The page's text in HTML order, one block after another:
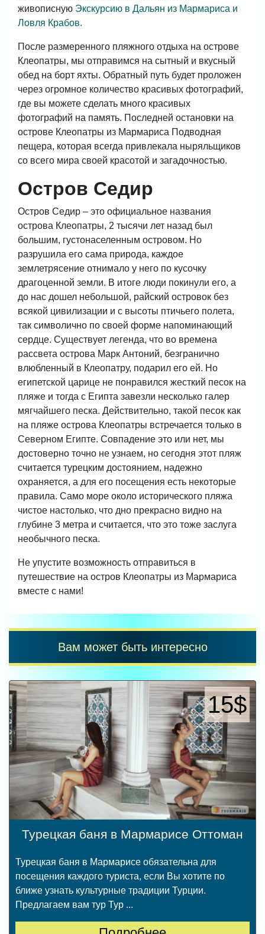
живописную Экскурсию в Дальян из Мармариса и
Ловля Крабов.
После размеренного пляжного отдыха на острове
Клеопатры, мы отправимся на сытный и вкусный
обед на борт яхты. Обратный путь будет проложен
через огромное количество красивых фотографий,
где вы можете сделать много красивых
фотографий на память. Последней остановки на
острове Клеопатры из Мармариса Подводная
пещера, которая всегда привлекала ныряльщиков
со всего мира своей красотой и загадочностью.
Остров Седир
Остров Седир – это официальное названия
острова Клеопатры, 2 тысячи лет назад был
большим, густонаселенным островом. Но
разрушила его сама природа, каждое
землетрясение отнимало у него по кусочку
драгоценной земли. В итоге люди покинули его, а
до нас дошел небольшой, райский островок без
всякой цивилизации и с высоты птичьего полета,
так символично по своей форме напоминающий
сердце. Существует легенда, что во времена
рассвета острова Марк Антоний, безгранично
влюбленный в Клеопатру, подарил его ей. Но
египетской царице не понравился жесткий песок на
пляже и тогда с Египта завезли несколько галер
мягчайшего песка. Действительно, такой песок как
на пляже острова Клеопатры встречается только в
Северном Египте. Совпадение это или нет, мы
достоверно точно не узнаем, но сегодня этот пляж
считается турецким достоянием, надежно
охраняется, а для его посещения есть некоторые
правила. Само море около исторического пляжа
чистое настолько, что дно прекрасно видно на
глубине 3 метра и считается, что это тоже заслуга
необычного песка.
Не упустите возможность отправиться в
путешествие на остров Клеопатры из Мармариса
вместе с нами!
Вам может быть интересно
15$
Турецкая баня в Мармарисе Оттоман
Турецкая баня в Мармарисе обязательна для
посещения каждого туриста, если Вы хотите по
ближе узнать культурные традиции Турции.
Предлагаем вам тур Тур ...